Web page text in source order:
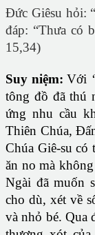
Đức Giêsu hỏi:
đáp: “Thưa có
15,34)
Suy niệm: Với
tông đồ đã thú
ứng nhu cầu
Thiên Chúa,
Chúa Giê-su có
ăn no mà
Ngài đã muốn
cho dù, xét về
và nhỏ bé. Qua